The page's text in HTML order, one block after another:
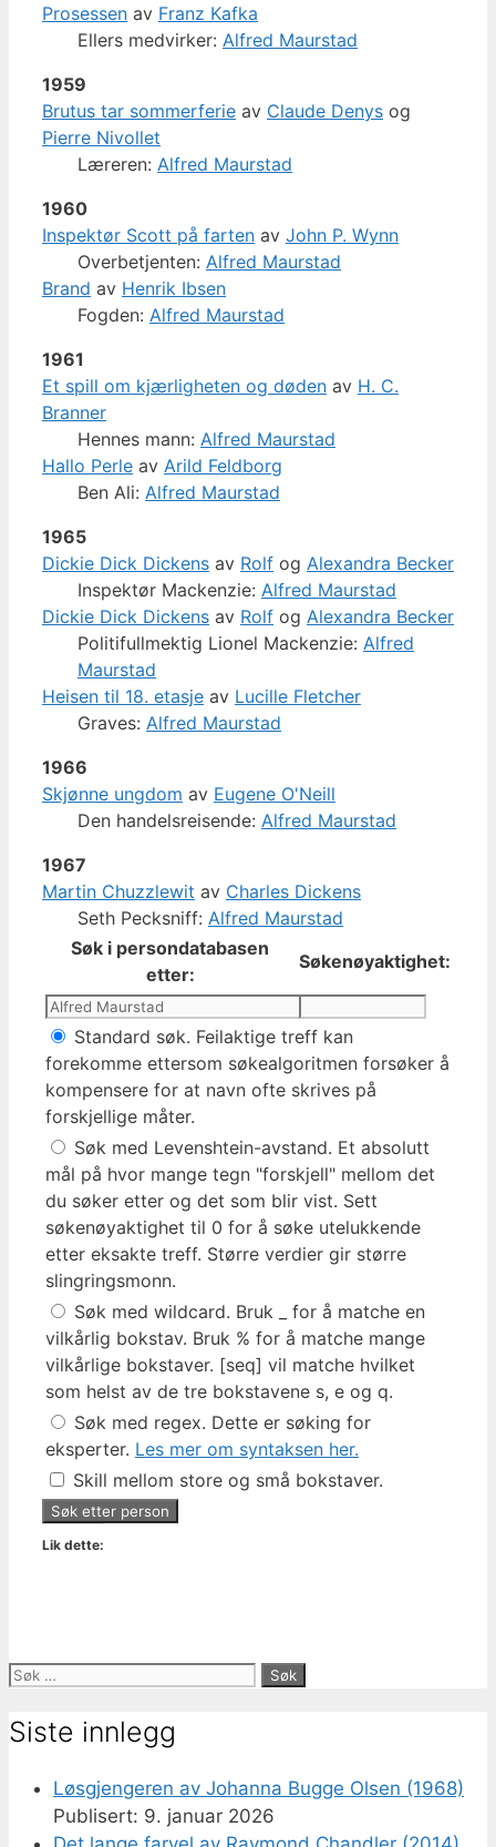
Prosessen av Franz Kafka
Ellers medvirker: Alfred Maurstad
1959
Brutus tar sommerferie av Claude Denys og
Pierre Nivollet
Læreren: Alfred Maurstad
1960
Inspektør Scott på farten av John P. Wynn
Overbetjenten: Alfred Maurstad
Brand av Henrik Ibsen
Fogden: Alfred Maurstad
1961
Et spill om kjærligheten og døden av H. C.
Branner
Hennes mann: Alfred Maurstad
Hallo Perle av Arild Feldborg
Ben Ali: Alfred Maurstad
1965
Dickie Dick Dickens av Rolf og Alexandra Becker
Inspektør Mackenzie: Alfred Maurstad
Dickie Dick Dickens av Rolf og Alexandra Becker
Politifullmektig Lionel Mackenzie: Alfred
Maurstad
Heisen til 18. etasje av Lucille Fletcher
Graves: Alfred Maurstad
1966
Skjønne ungdom av Eugene O'Neill
Den handelsreisende: Alfred Maurstad
1967
Martin Chuzzlewit av Charles Dickens
Seth Pecksniff: Alfred Maurstad
Søk i persondatabasen
etter:
Søkenøyaktighet:
Standard søk. Feilaktige treff kan
forekomme ettersom søkealgoritmen forsøker å
kompensere for at navn ofte skrives på
forskjellige måter.
Søk med Levenshtein-avstand. Et absolutt
mål på hvor mange tegn "forskjell" mellom det
du søker etter og det som blir vist. Sett
søkenøyaktighet til 0 for å søke utelukkende
etter eksakte treff. Større verdier gir større
slingringsmonn.
Søk med wildcard. Bruk _ for å matche en
vilkårlig bokstav. Bruk % for å matche mange
vilkårlige bokstaver. [seq] vil matche hvilket
som helst av de tre bokstavene s, e og q.
Søk med regex. Dette er søking for
eksperter. Les mer om syntaksen her.
Skill mellom store og små bokstaver.
Lik dette:
Søk
Siste innlegg
Løsgjengeren av Johanna Bugge Olsen (1968)
9. januar 2026